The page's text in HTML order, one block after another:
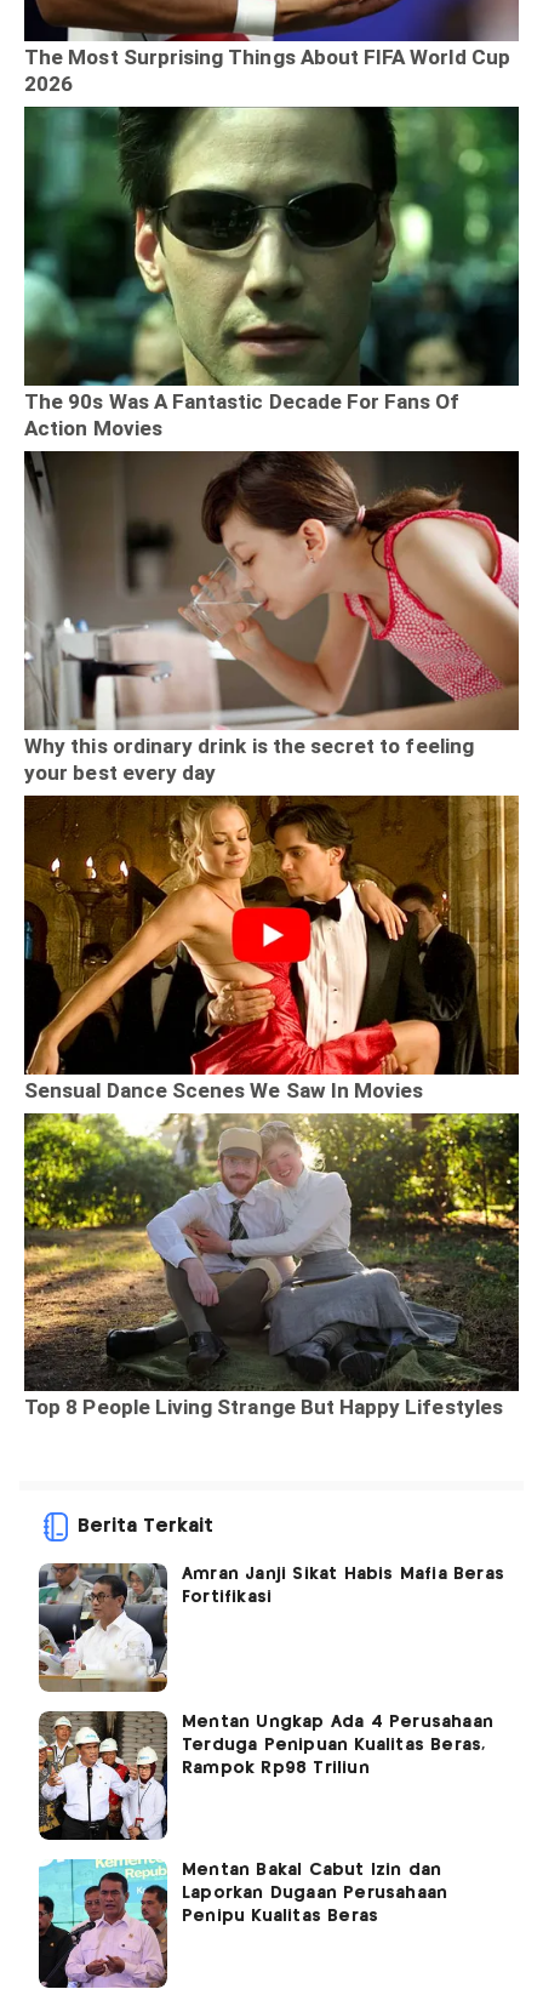
Berita Terkait
Amran Janji Sikat Habis Mafia Beras
Fortifikasi
Mentan Ungkap Ada 4 Perusahaan
Terduga Penipuan Kualitas Beras,
Rampok Rp98 Triliun
Mentan Bakal Cabut Izin dan
Laporkan Dugaan Perusahaan
Penipu Kualitas Beras